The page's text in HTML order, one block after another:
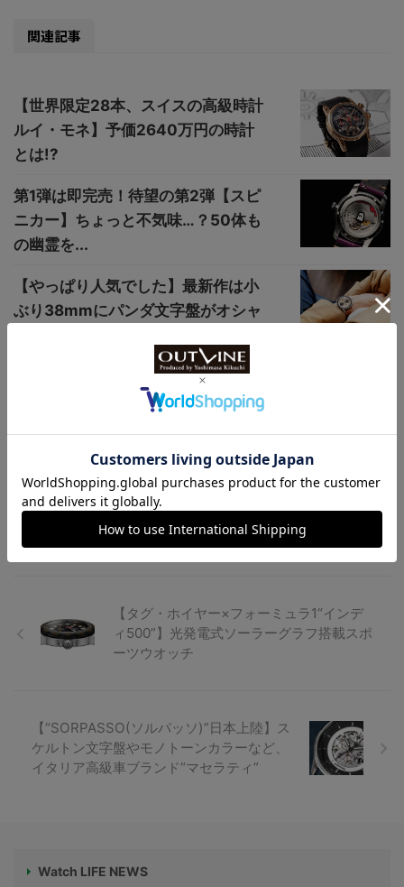
関連記事
【世界限定28本、スイスの高級時計
ルイ・モネ】予価2640万円の時計
とは!?
第1弾は即完売！待望の第2弾【スピ
ニカー】ちょっと不気味…？50体も
の幽霊を...
【やっぱり人気でした】最新作は小
ぶり38mmにパンダ文字盤がオシャ
70年代ドライバーズウオッチの名作
が日本上陸【“AMIDA（アミダ）”デ
【“G-SHOCK × サーフライダーファ
ウンデーション”】海洋環境保護に
も...
【タグ・ホイヤー×フォーミュラ1“インデ
ィ500”】光発電式ソーラーグラフ搭載スポ
ーツウオッチ
【“SORPASSO(ソルパッソ)”日本上陸】ス
ケルトン文字盤やモノトーンカラーなど、
イタリア高級車ブランド“マセラティ”
Watch LIFE NEWS